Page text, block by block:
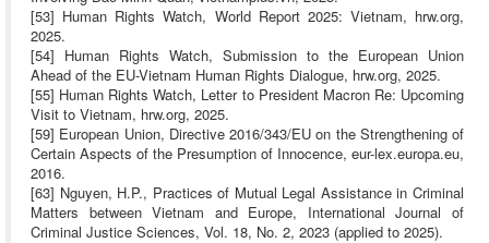
[53] Human Rights Watch, World Report 2025: Vietnam, hrw.org,
2025.
[54] Human Rights Watch, Submission to the European Union
Ahead of the EU-Vietnam Human Rights Dialogue, hrw.org, 2025.
[55] Human Rights Watch, Letter to President Macron Re: Upcoming
Visit to Vietnam, hrw.org, 2025.
[59] European Union, Directive 2016/343/EU on the Strengthening of
Certain Aspects of the Presumption of Innocence, eur-lex.europa.eu,
2016.
[63] Nguyen, H.P., Practices of Mutual Legal Assistance in Criminal
Matters between Vietnam and Europe, International Journal of
Criminal Justice Sciences, Vol. 18, No. 2, 2023 (applied to 2025).